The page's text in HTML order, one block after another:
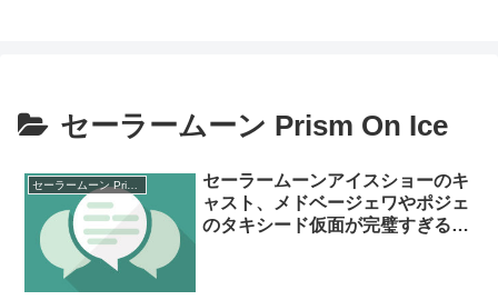
セーラームーン Prism On Ice
セーラームーン Prism On Ice
セーラームーンアイスショーのキ
ャスト、メドベージェワやポジェ
のタキシード仮面が完璧すぎる話